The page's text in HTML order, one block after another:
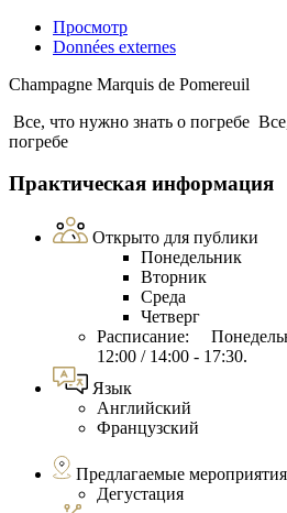
Просмотр
Données externes
Champagne Marquis de Pomereuil
Все, что нужно знать о погребе
погребе
Практическая информация
Открыто для публики
Понедельник
Вторник
Среда
Четверг
Расписание:
12:00 / 14:00 - 17:30.
Язык
Английский
Французский
Предлагаемые мероприятия
Дегустация